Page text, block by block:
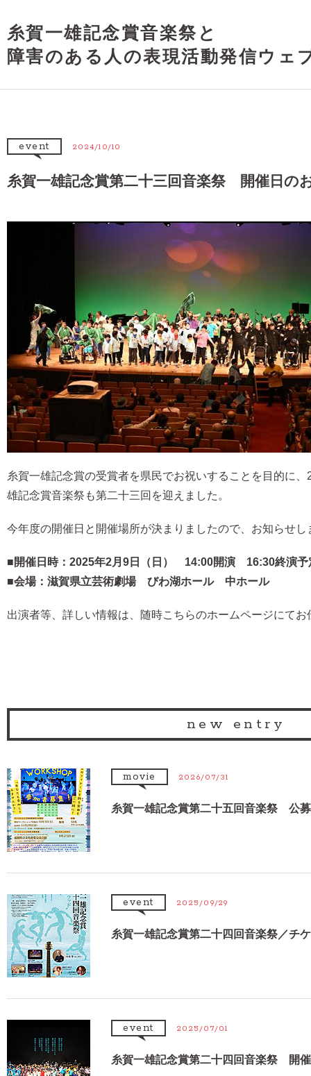
糸賀一雄記念賞音楽祭と
障害のある人の表現活動発信ウェ
event 2024/10/10
糸賀一雄記念賞第二十三回音楽祭 開催日の
糸賀一雄記念賞の受賞者を県民でお祝いすることを目的に
雄記念賞音楽祭も第二十三回を迎えました。
今年度の開催日と開催場所が決まりましたので、お知らせし
■開催日時：2025年2月9日（日） 14:00開演 16:30終演予
■会場：滋賀県立芸術劇場 びわ湖ホール 中ホール
出演者等、詳しい情報は、随時こちらのホームページにて
new entry
movie 2026/07/31
糸賀一雄記念賞第二十五回音楽祭 公
event 2025/09/29
糸賀一雄記念賞第二十四回音楽祭／チ
event 2025/07/01
糸賀一雄記念賞第二十四回音楽祭 開